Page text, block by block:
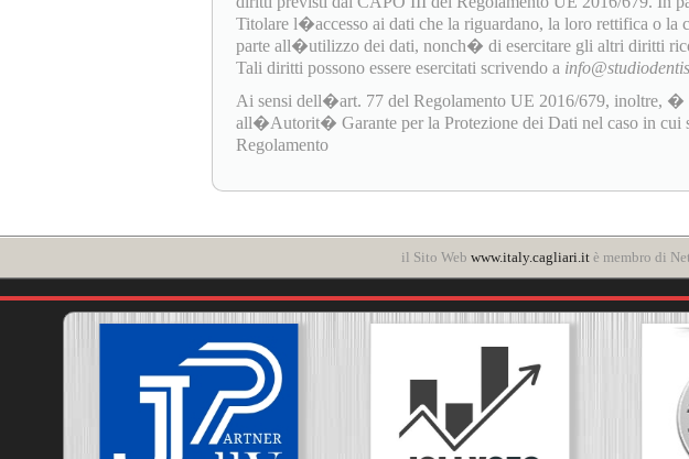
Titolare l�accesso ai dati che la riguardano, la loro rettifica o la
parte all�utilizzo dei dati, nonch� di esercitare gli altri diritti
Tali diritti possono essere esercitati scrivendo a
Ai sensi dell�art. 77 del Regolamento UE 2016/679, inoltre, �
all�Autorit� Garante per la Protezione dei Dati nel caso in cui
Regolamento
il Sito Web www.italy.cagliari.itè membro di